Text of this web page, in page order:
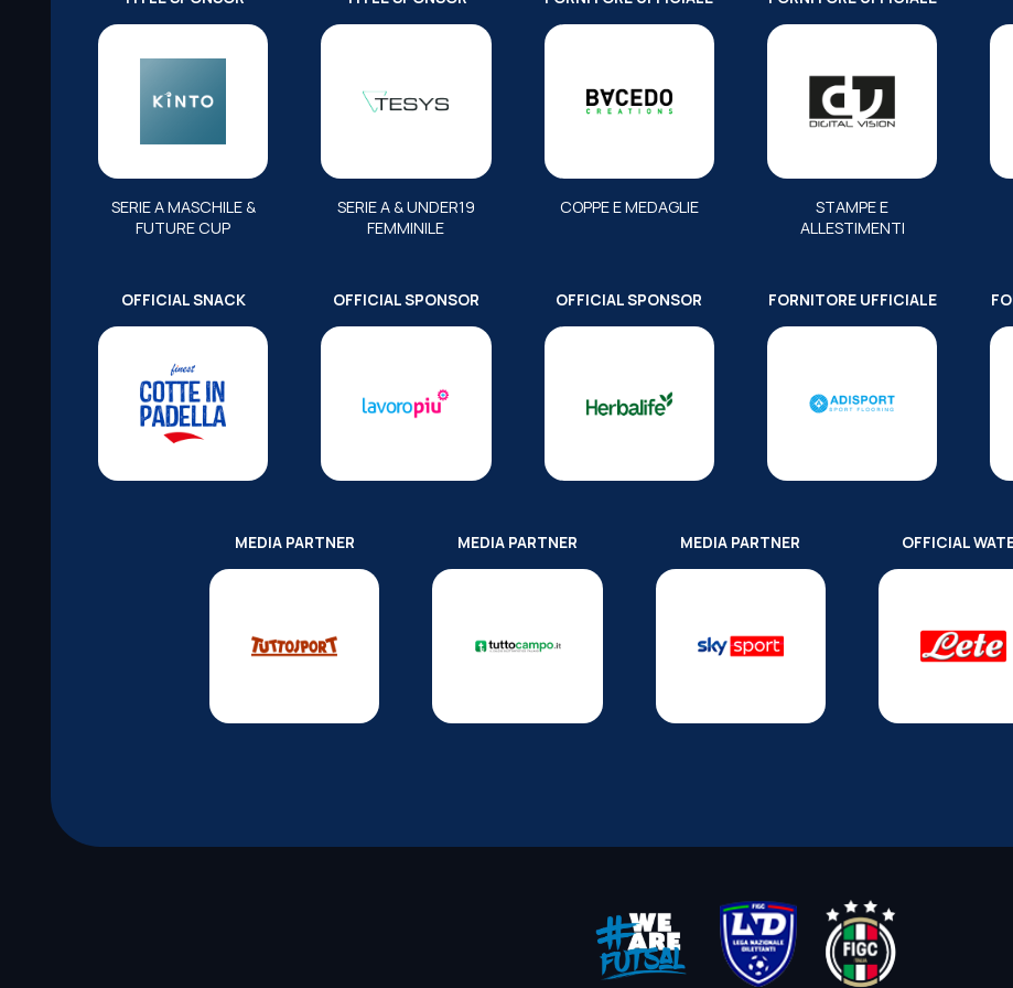
SERIE A MASCHILE &
FUTURE CUP
SERIE A & UNDER19
FEMMINILE
COPPE E MEDAGLIE
STAMPE E
ALLESTIMENTI
OFFICIAL SNACK OFFICIAL SPONSOR OFFICIAL SPONSOR FORNITORE UFFICIALE
MEDIA PARTNER MEDIA PARTNER MEDIA PARTNER OFFICIAL